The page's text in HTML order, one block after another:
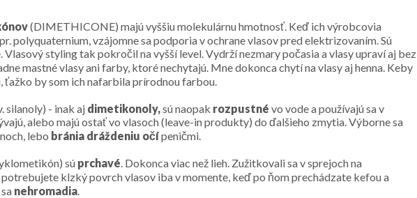
(DIMETHICONE) majú vyššiu molekulárnu hmotnosť. Keď ich výrobcovia
polyquaternium, vzájomne sa podporia v ochrane vlasov pred elektrizovaním. Sú
Vlasový styling tak pokročil na vyšší level. Vydrží nezmary počasia a vlasy upraví aj bez
mastné vlasy ani farby, ktoré nechytajú. Mne dokonca chytí na vlasy aj henna. Keby
ťažko by som ich nafarbila prírodnou farbou.
silanoly) - inak aj dimetikonoly,sú naopak rozpustné vo vode a používajú sa v
alebo majú ostať vo vlasoch (leave-in produkty) do ďalšieho zmytia. Výborne sa
lebo bránia dráždeniu očípeničmi.
sú prchavé. Dokonca viac než lieh. Zužitkovali sa v sprejoch na
klzký povrch vlasov iba v momente, keď po ňom prechádzate kefou a
nehromadia.